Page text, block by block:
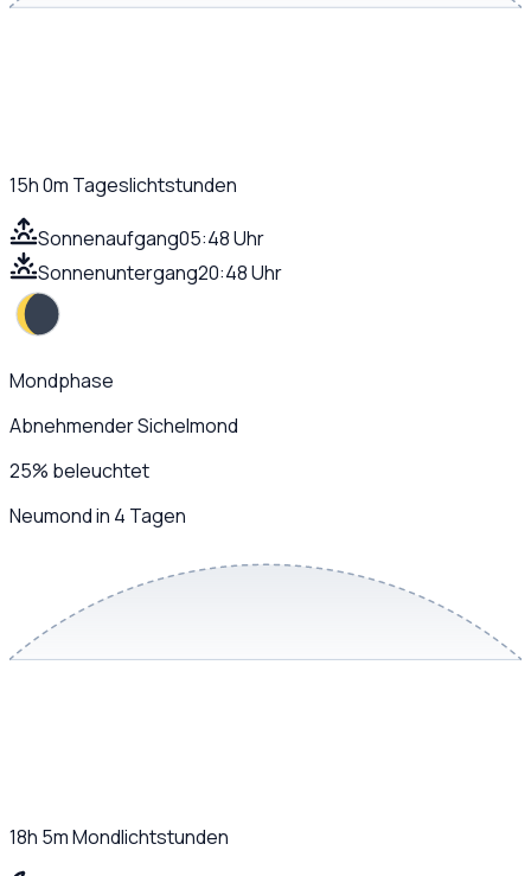
15h 0m Tageslichtstunden
Sonnenaufgang05:48 Uhr
Sonnenuntergang20:48 Uhr
Mondphase
Abnehmender Sichelmond
25% beleuchtet
Neumond in 4 Tagen
18h 5mMondlichtstunden